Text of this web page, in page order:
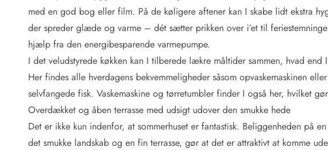
Fotokonkurrence
Fordele hos os
Esmark Rejsecurity
Esmark KidsVIP
Esmark VIP: Fordele og rabataftaler
Prisgaranti
Ingen depositum
Gæsteanmeldelser
Gratis WiFi i ferieområdet
med en god bog eller film. På de køligere aftener kan I skabe lidt ekstra
der spreder glæde og varme – dét sætter prikken over i’et til
hjælp fra den energibesparende varmepumpe.
I det veludstyrede køkken kan I tilberede lækre måltider sammen, hvad
Her findes alle hverdagens bekvemmeligheder såsom opvaskemaskinen
selvfangede fisk. Vaskemaskine og tørretumbler finder I også her, hvilket
Overdækket og åben terrasse med udsigt udover den smukke hede
Det er ikke kun indenfor, at sommerhuset er fantastisk. Beliggenheden på
det smukke landskab og en fin terrasse, gør at det er attraktivt at komme